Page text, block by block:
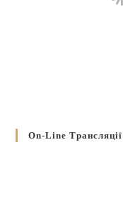
On-Line